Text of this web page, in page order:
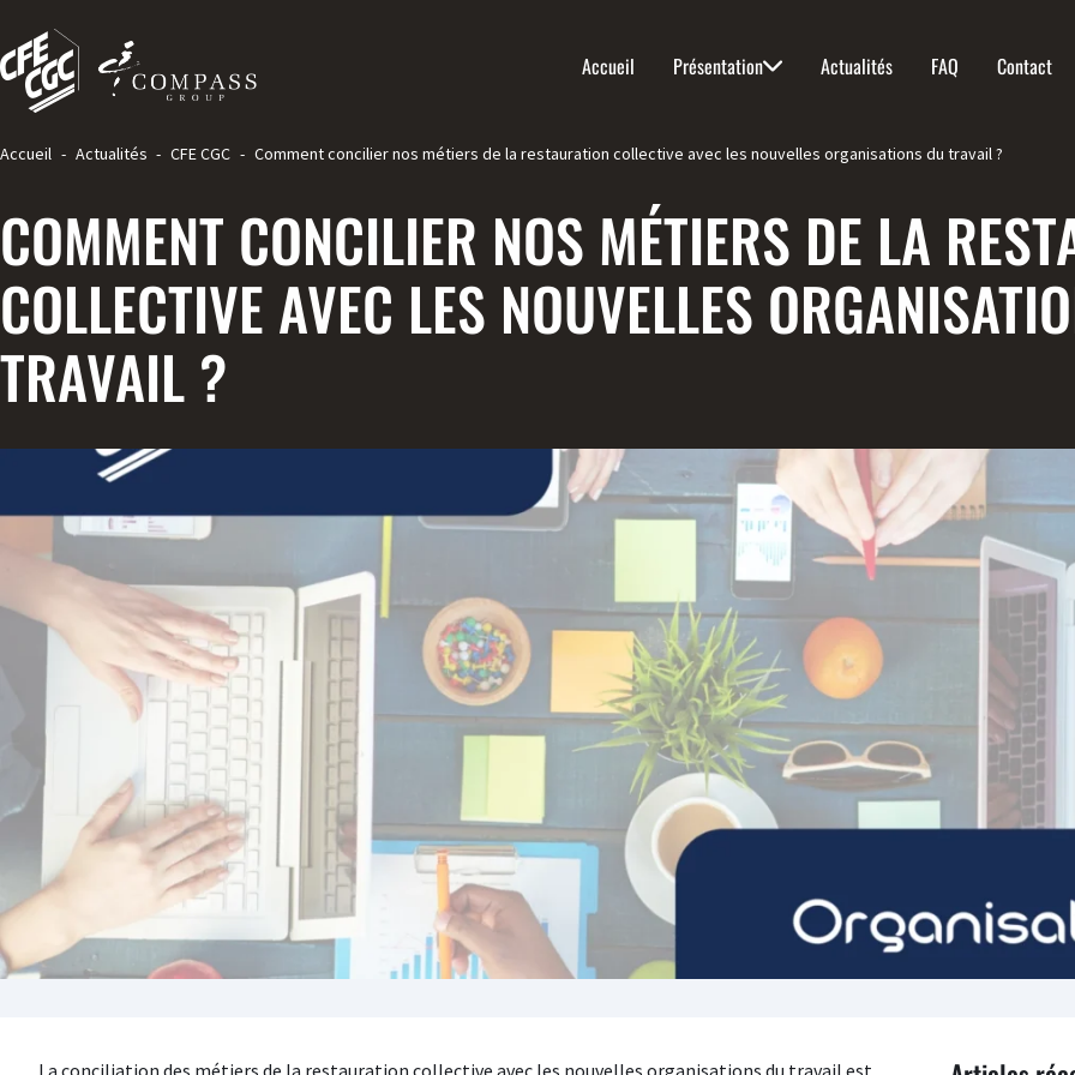
Accueil Présentation Actualités FAQ Contact
Accueil - Actualités - CFE CGC - Comment concilier nos métiers de la restauration collective avec les nouvelles organisations du travail ?
COMMENT CONCILIER NOS MÉTIERS DE LA
COLLECTIVE AVEC LES NOUVELLES
TRAVAIL ?
La conciliation des métiers de la restauration collective avec les nouvelles organisations du travail est